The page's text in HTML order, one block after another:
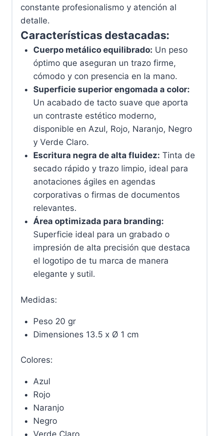
constante profesionalismo y atención al
detalle.
Características destacadas:
Cuerpo metálico equilibrado: Un peso
óptimo que aseguran un trazo firme,
cómodo y con presencia en la mano.
Superficie superior engomada a color:
Un acabado de tacto suave que aporta
un contraste estético moderno,
disponible en Azul, Rojo, Naranjo, Negro
y Verde Claro.
Escritura negra de alta fluidez: Tinta de
secado rápido y trazo limpio, ideal para
anotaciones ágiles en agendas
corporativas o firmas de documentos
relevantes.
Área optimizada para branding:
Superficie ideal para un grabado o
impresión de alta precisión que destaca
el logotipo de tu marca de manera
elegante y sutil.
Medidas:
Peso 20 gr
Dimensiones 13.5 x Ø 1 cm
Colores:
Azul
Rojo
Naranjo
Negro